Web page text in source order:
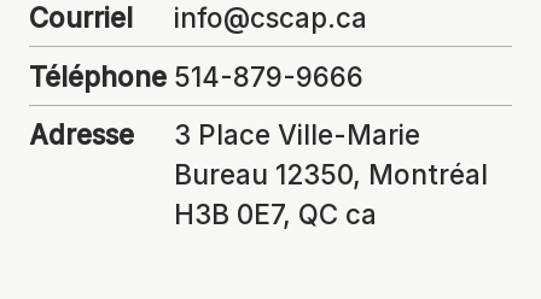
Courriel
info@cscap.ca
Téléphone 514-879-9666
Adresse
3 Place Ville-Marie
Bureau 12350, Montréal
H3B 0E7, QC ca